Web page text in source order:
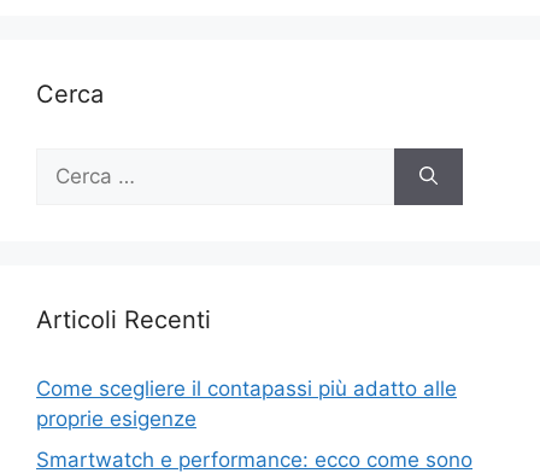
Cerca
Ricerca
Articoli Recenti
Come scegliere il contapassi più adatto alle
proprie esigenze
Smartwatch e performance: ecco come sono